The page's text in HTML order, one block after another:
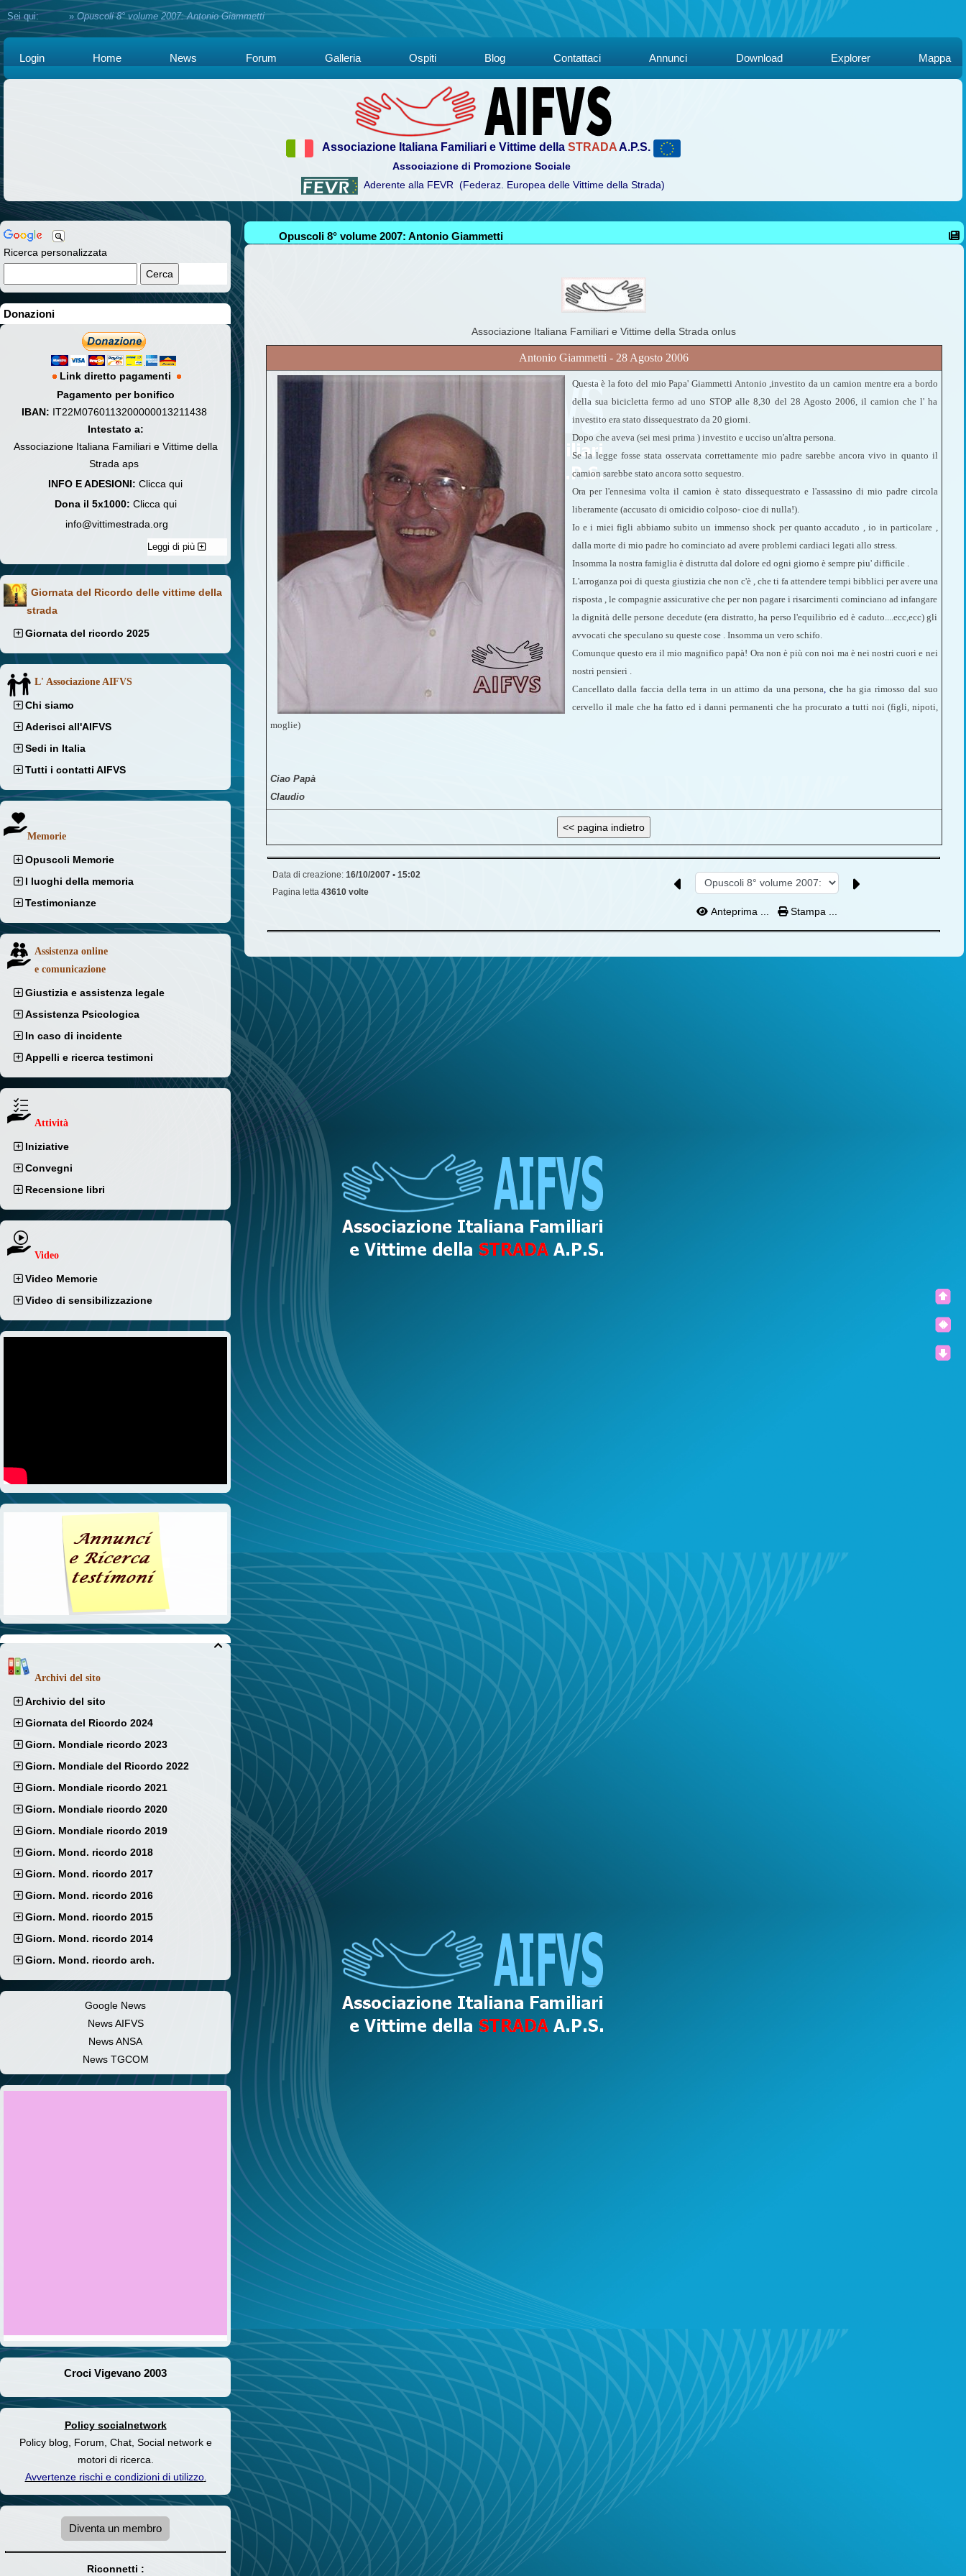
Sei qui:Home »Opuscoli 8° volume 2007: Antonio Giammetti
Login Home News Forum Galleria Ospiti Blog Contattaci Annunci Download Explorer Mappa
Associazione Italiana Familiari e Vittime della STRADAA.P.S.
Associazione di Promozione Sociale
Aderente alla FEVR (Federaz. Europea delle Vittime della Strada)
Ricerca personalizzata
Donazioni
Link diretto pagamenti
Pagamento per bonifico
IBAN: IT22M0760113200000013211438
Intestato a:
Associazione Italiana Familiari e Vittime della
Strada aps
INFO E ADESIONI: Clicca qui
Dona il 5x1000: Clicca qui
info@vittimestrada.org
Leggi di più
Giornata del Ricordo delle vittime della
strada
Giornata del ricordo 2025
L' Associazione AIFVS
Chi siamo
Aderisci all'AIFVS
Sedi in Italia
Tutti i contatti AIFVS
Memorie
Opuscoli Memorie
I luoghi della memoria
Testimonianze
Assistenza online
e comunicazione
Giustizia e assistenza legale
Assistenza Psicologica
In caso di incidente
Appelli e ricerca testimoni
Attività
Iniziative
Convegni
Recensione libri
Video
Video Memorie
Video di sensibilizzazione

Archivi del sito
Archivio del sito
Giornata del Ricordo 2024
Giorn. Mondiale ricordo 2023
Giorn. Mondiale del Ricordo 2022
Giorn. Mondiale ricordo 2021
Giorn. Mondiale ricordo 2020
Giorn. Mondiale ricordo 2019
Giorn. Mond. ricordo 2018
Giorn. Mond. ricordo 2017
Giorn. Mond. ricordo 2016
Giorn. Mond. ricordo 2015
Giorn. Mond. ricordo 2014
Giorn. Mond. ricordo arch.
Google News
News AIFVS
News ANSA
News TGCOM
Croci Vigevano 2003
Policy socialnetwork
Policy blog, Forum, Chat, Social network e
motori di ricerca.
Avvertenze rischi e condizioni di utilizzo.
Diventa un membro
Riconnetti :
Opuscoli 8° volume 2007: Antonio Giammetti
Associazione Italiana Familiari e Vittime della Strada onlus
Antonio Giammetti - 28 Agosto 2006
Questa è la foto del mio Papa' Giammetti Antonio ,investito da un camion mentre era a bordo
della sua bicicletta fermo ad uno STOP alle 8,30 del 28 Agosto 2006, il camion che l' ha
investito era stato dissequestrato da 20 giorni.
Dopo che aveva (sei mesi prima ) investito e ucciso un'altra persona.
Se la legge fosse stata osservata correttamente mio padre sarebbe ancora vivo in quanto il
camion sarebbe stato ancora sotto sequestro.
Ora per l'ennesima volta il camion è stato dissequestrato e l'assassino di mio padre circola
liberamente (accusato di omicidio colposo- cioe di nulla!).
Io e i miei figli abbiamo subito un immenso shock per quanto accaduto , io in particolare ,
dalla morte di mio padre ho cominciato ad avere problemi cardiaci legati allo stress.
Insomma la nostra famiglia è distrutta dal dolore ed ogni giorno è sempre piu' difficile .
L'arroganza poi di questa giustizia che non c'è , che ti fa attendere tempi bibblici per avere una
risposta , le compagnie assicurative che per non pagare i risarcimenti cominciano ad infangare
la dignità delle persone decedute (era distratto, ha perso l'equilibrio ed è caduto....ecc,ecc) gli
avvocati che speculano su queste cose . Insomma un vero schifo.
Comunque questo era il mio magnifico papà! Ora non è più con noi ma è nei nostri cuori e nei
nostri pensieri .
Cancellato dalla faccia della terra in un attimo da una persona,che ha gia rimosso dal suo
cervello il male che ha fatto ed i danni permanenti che ha procurato a tutti noi (figli, nipoti,
moglie)
Ciao Papà
Claudio
Data di creazione: 16/10/2007 • 15:02
Pagina letta 43610 volte
Anteprima ... Stampa ...